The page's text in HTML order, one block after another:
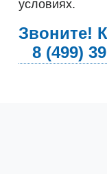
условиях.
Звоните!
8 (499)